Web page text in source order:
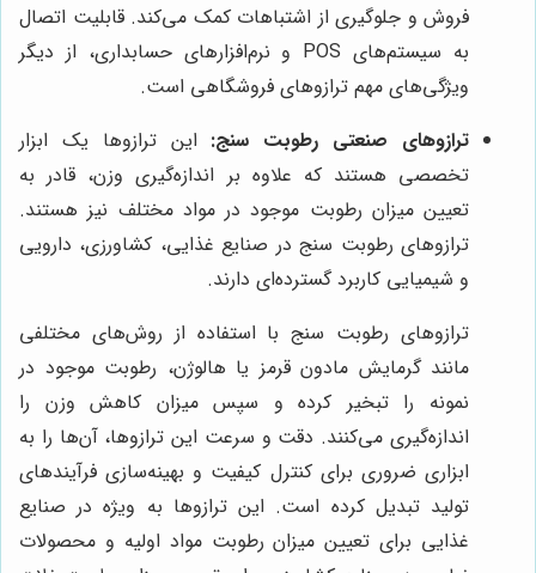
فروش و جلوگیری از اشتباهات کمک می‌کند. قابلیت اتصال
به سیستم‌های POS و نرم‌افزارهای حسابداری، از دیگر
ویژگی‌های مهم ترازوهای فروشگاهی است.
ترازوهای صنعتی رطوبت سنج: این ترازوها یک ابزار
تخصصی هستند که علاوه بر اندازه‌گیری وزن، قادر به
تعیین میزان رطوبت موجود در مواد مختلف نیز هستند.
ترازوهای رطوبت سنج در صنایع غذایی، کشاورزی، دارویی
و شیمیایی کاربرد گسترده‌ای دارند.
ترازوهای رطوبت سنج با استفاده از روش‌های مختلفی
مانند گرمایش مادون قرمز یا هالوژن، رطوبت موجود در
نمونه را تبخیر کرده و سپس میزان کاهش وزن را
اندازه‌گیری می‌کنند. دقت و سرعت این ترازوها، آن‌ها را به
ابزاری ضروری برای کنترل کیفیت و بهینه‌سازی فرآیندهای
تولید تبدیل کرده است. این ترازوها به ویژه در صنایع
غذایی برای تعیین میزان رطوبت مواد اولیه و محصولات